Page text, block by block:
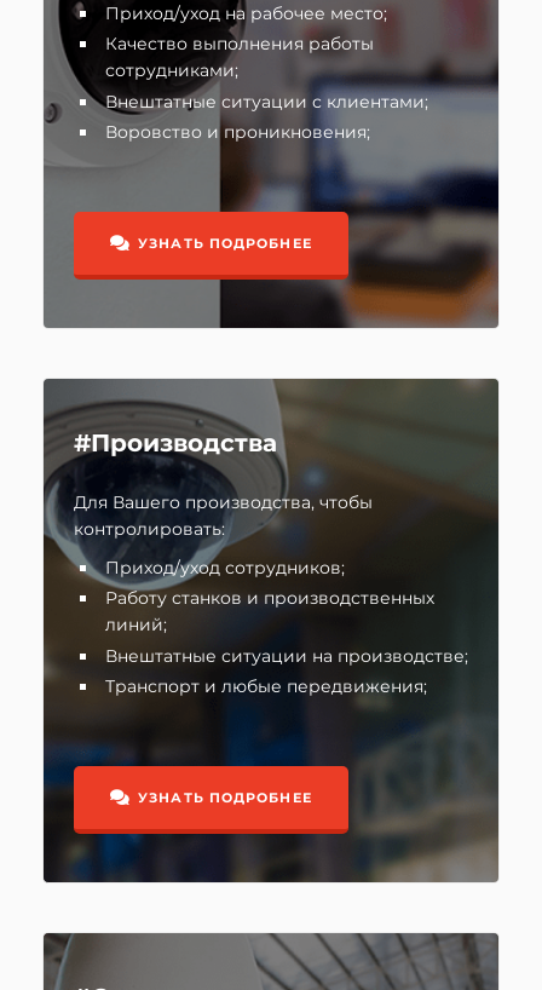
Приход/уход на рабочее место;
Качество выполнения работы
сотрудниками;
Внештатные ситуации с клиентами;
Воровство и проникновения;
УЗНАТЬ ПОДРОБНЕЕ
#Производства
Для Вашего производства, чтобы
контролировать:
Приход/уход сотрудников;
Работу станков и производственных
линий;
Внештатные ситуации на производстве;
Транспорт и любые передвижения;
УЗНАТЬ ПОДРОБНЕЕ